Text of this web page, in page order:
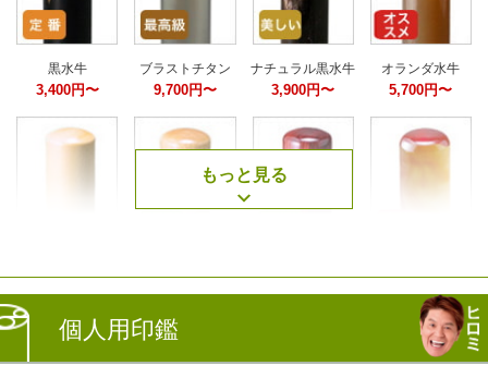
もっと見る
黒水牛
3,400円〜
ブラストチタン
9,700円〜
ナチュラル黒水牛
3,900円〜
オランダ水牛
5,700円〜
個人用印鑑